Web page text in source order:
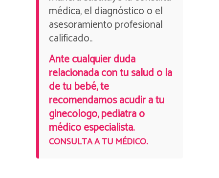
médica, el diagnóstico o el
asesoramiento profesional
calificado..
Ante cualquier duda
relacionada con tu salud o la
de tu bebé, te
recomendamos acudir a tu
ginecólogo, pediatra o
médico especialista.
CONSULTA A TU MÉDICO.